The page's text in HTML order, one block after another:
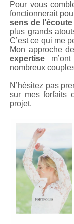
Pour vous
fonctionnerait
sens de l’écoute
plus grands
C’est ce qui me
Mon approche
expertise
nombreux
N’hésitez pas
sur mes forfaits
projet.